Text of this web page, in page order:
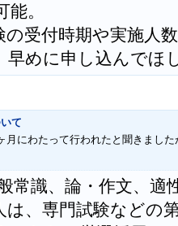
。
受付時期や実施人
早めに申し込んでほ
て
月にわたって行われたと聞きまし
常識、論・作文、適
は、専門試験などの